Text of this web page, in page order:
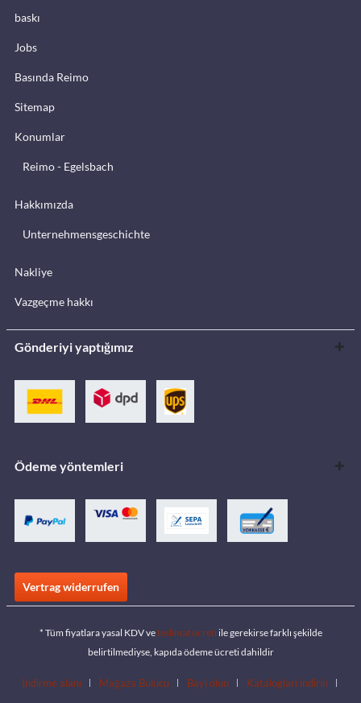
baskı
Jobs
Basında Reimo
Sitemap
Konumlar
Reimo - Egelsbach
Hakkımızda
Unternehmensgeschichte
Nakliye
Vazgeçme hakkı
Gönderiyi yaptığımız
Ödeme yöntemleri
Vertrag widerrufen
* Tüm fiyatlara yasal KDV veteslimat ücreti ile gerekirse farklı şekilde
belirtilmediyse, kapıda ödeme ücreti dahildir
İndirme alanı Mağaza Bulucu Bayi olun Katalogları indirin